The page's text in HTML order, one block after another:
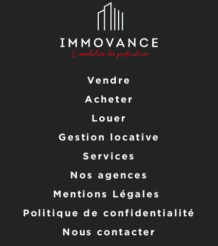
Vendre
Acheter
Louer
Gestion locative
Services
Nos agences
Mentions Légales
Politique de confidentialité
Nous contacter